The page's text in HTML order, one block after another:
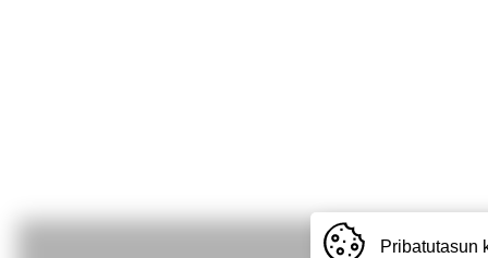
Pribatutasun